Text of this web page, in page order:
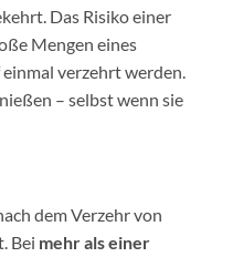
Das Risiko einer
Mengen eines
verzehrt werden.
– selbst wenn sie
dem Verzehr von
Bei mehr als einer